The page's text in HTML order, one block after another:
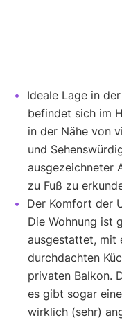
Ideale Lage in
befindet sich im
in der Nähe von
und
ausgezeichneter
zu Fuß zu
Der Komfort der
Die Wohnung ist
ausgestattet, mit
durchdachten
privaten Balkon.
es gibt sogar
wirklich (sehr)